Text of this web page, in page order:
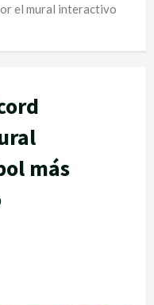
el mural interactivo
más